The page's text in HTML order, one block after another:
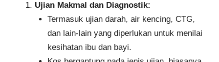
Ujian Makmal dan Diagnostik:
Termasuk ujian darah, air kencing, CTG,
dan lain-lain yang diperlukan untuk menilai
kesihatan ibu dan bayi.